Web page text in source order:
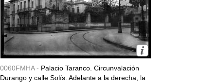
0060FMHA - Palacio Taranco. Circunvalación
Durango y calle Solís. Adelante a la derecha, la